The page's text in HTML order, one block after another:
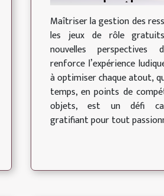
jeux de rôle
Maîtriser la gestion des
les jeux de rôle
nouvelles
renforce l’expérience
à optimiser chaque atout,
temps, en points de
objets, est un défi
gratifiant pour tout